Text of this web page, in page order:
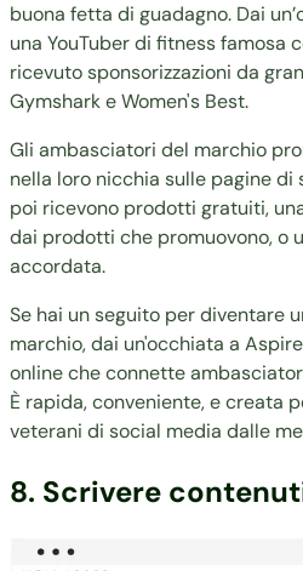
buona fetta di guadagno. Dai
una YouTuber di fitness famosa
ricevuto sponsorizzazioni da
Gymshark e Women's Best.
Gli ambasciatori del marchio
nella loro nicchia sulle pagine di
poi ricevono prodotti gratuiti,
dai prodotti che promuovono, o
accordata.
Se hai un seguito per diventare
marchio, dai un'occhiata a
online che connette
È rapida, conveniente, e creata
veterani di social media dalle
8. Scrivere